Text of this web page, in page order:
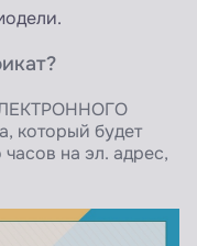
который будет
на эл. адрес,